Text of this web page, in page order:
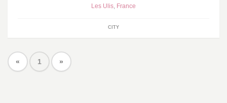
Les Ulis, France
CITY
« 1 »